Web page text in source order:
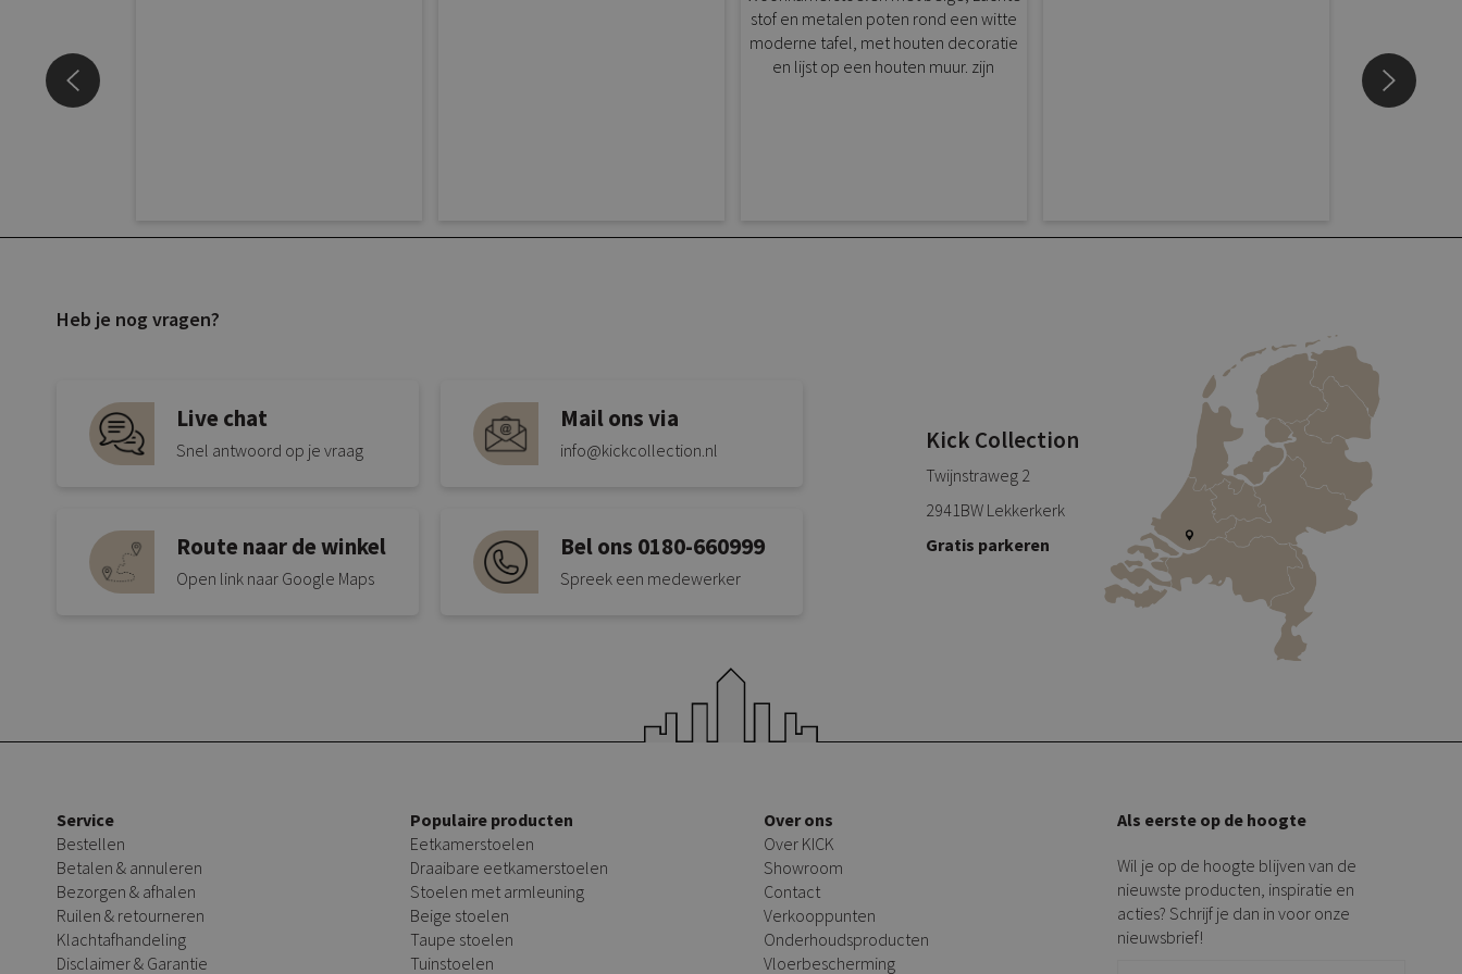
Heb je nog vragen?
Live chat
Snel antwoord op je vraag
Mail ons via
info@kickcollection.nl
Route naar de winkel
Open link naar Google Maps
Bel ons 0180-660999
Spreek een medewerker
Kick Collection
Twijnstraweg 2
2941BW Lekkerkerk
Gratis parkeren
Service
Bestellen
Betalen & annuleren
Bezorgen & afhalen
Ruilen & retourneren
Klachtafhandeling
Disclaimer & Garantie
Populaire producten
Eetkamerstoelen
Draaibare eetkamerstoelen
Stoelen met armleuning
Beige stoelen
Taupe stoelen
Tuinstoelen
Over ons
Over KICK
Showroom
Contact
Verkooppunten
Onderhoudsproducten
Vloerbescherming
Als eerste op de hoogte
Wil je op de hoogte blijven van de
nieuwste producten, inspiratie en
acties? Schrijf je dan in voor onze
nieuwsbrief!